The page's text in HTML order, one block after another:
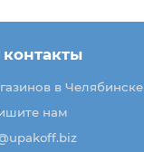
в Челябинске
нам